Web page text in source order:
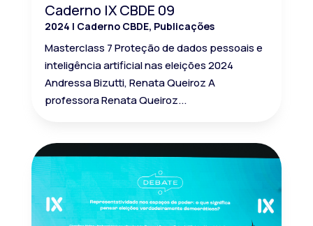
Caderno IX CBDE 09
2024 | Caderno CBDE, Publicações
Masterclass 7 Proteção de dados pessoais e
inteligência artificial nas eleições 2024
Andressa Bizutti, Renata Queiroz A
professora Renata Queiroz...